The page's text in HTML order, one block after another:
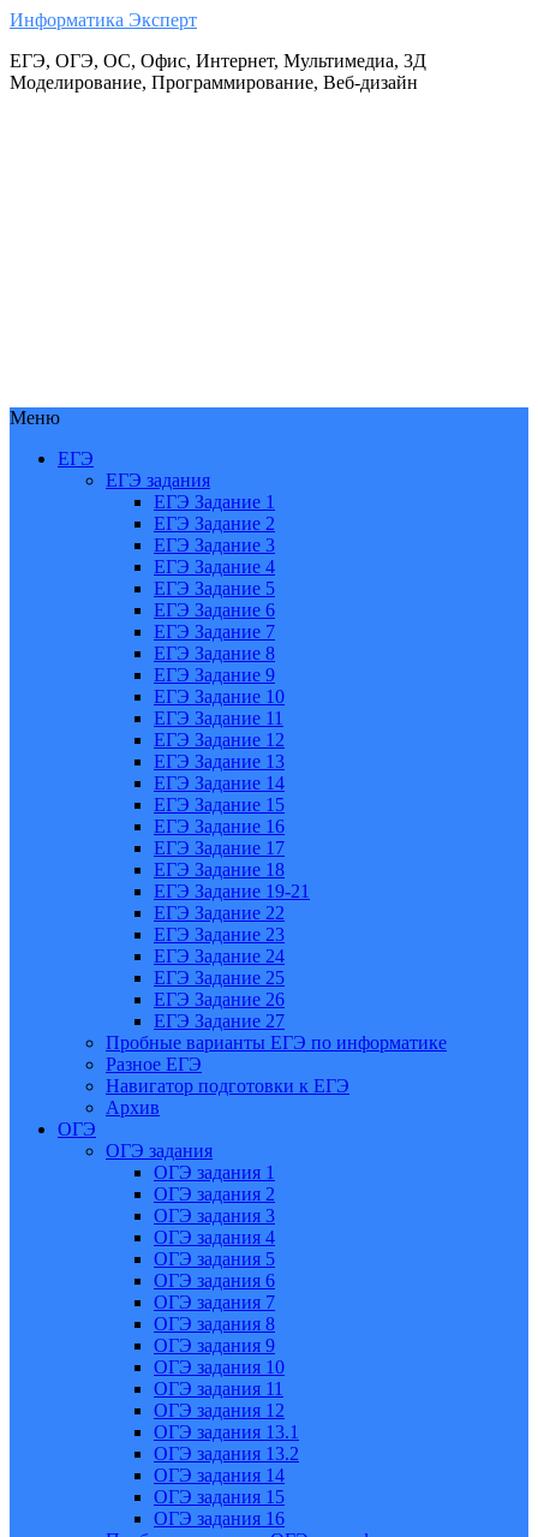
Информатика Эксперт
ЕГЭ, ОГЭ, ОС, Офис, Интернет, Мультимедиа, 3Д
Моделирование, Программирование, Веб-дизайн
Меню
ЕГЭ
ЕГЭ задания
ЕГЭ Задание 1
ЕГЭ Задание 2
ЕГЭ Задание 3
ЕГЭ Задание 4
ЕГЭ Задание 5
ЕГЭ Задание 6
ЕГЭ Задание 7
ЕГЭ Задание 8
ЕГЭ Задание 9
ЕГЭ Задание 10
ЕГЭ Задание 11
ЕГЭ Задание 12
ЕГЭ Задание 13
ЕГЭ Задание 14
ЕГЭ Задание 15
ЕГЭ Задание 16
ЕГЭ Задание 17
ЕГЭ Задание 18
ЕГЭ Задание 19-21
ЕГЭ Задание 22
ЕГЭ Задание 23
ЕГЭ Задание 24
ЕГЭ Задание 25
ЕГЭ Задание 26
ЕГЭ Задание 27
Пробные варианты ЕГЭ по информатике
Разное ЕГЭ
Навигатор подготовки к ЕГЭ
Архив
ОГЭ
ОГЭ задания
ОГЭ задания 1
ОГЭ задания 2
ОГЭ задания 3
ОГЭ задания 4
ОГЭ задания 5
ОГЭ задания 6
ОГЭ задания 7
ОГЭ задания 8
ОГЭ задания 9
ОГЭ задания 10
ОГЭ задания 11
ОГЭ задания 12
ОГЭ задания 13.1
ОГЭ задания 13.2
ОГЭ задания 14
ОГЭ задания 15
ОГЭ задания 16